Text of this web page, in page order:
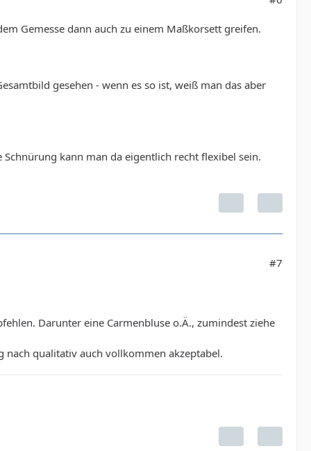
Gemesse dann auch zu einem Maßkorsett greifen.
gesehen - wenn es so ist, weiß man das aber
kann man da eigentlich recht flexibel sein.
#7
Darunter eine Carmenbluse o.Ä., zumindest ziehe
qualitativ auch vollkommen akzeptabel.